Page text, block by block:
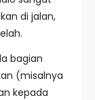
di jalan,
bagian
(misalnya
kepada